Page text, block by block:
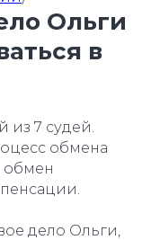
Ольги
в
из 7 судей.
обмена
дело Ольги,